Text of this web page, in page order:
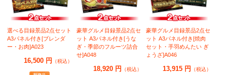
選べる目録景品2点セット
A3パネル付き[ブレンダ
ー・お肉]A023
16,500 円 （税込）
豪華グルメ目録景品2点セ
ット A3パネル付き[うな
ぎ・季節のフルーツ詰合
せ]A048
18,920 円 （税込）
豪華グルメ目録景品2点セ
ット A3パネル付き[焼肉
セット・手羽めんたい ぎ
ょうざ]A046
13,915 円 （税込）